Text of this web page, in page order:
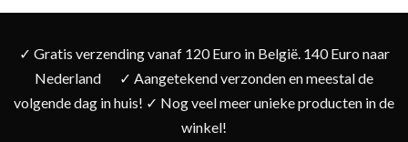
✓ Gratis verzending vanaf 120 Euro in België. 140 Euro naar
Nederland
✓ Aangetekend verzonden en meestal de
volgende dag in huis! ✓ Nog veel meer unieke producten in de
winkel!